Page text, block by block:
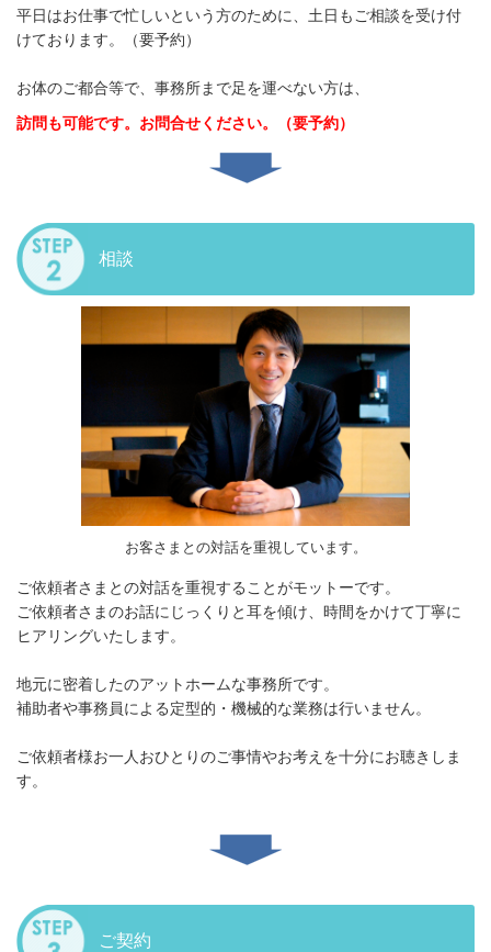
平日はお仕事で忙しいという方のために、土日もご相談を受け付
けております。（要予約）
お体のご都合等で、事務所まで足を運べない方は、
訪問も可能です。お問合せください。（要予約）
相談
お客さまとの対話を重視しています。
ご依頼者さまとの対話を重視することがモットーです。
ご依頼者さまのお話にじっくりと耳を傾け、時間をかけて丁寧に
ヒアリングいたします。
地元に密着したのアットホームな事務所です。
補助者や事務員による定型的・機械的な業務は行いません。
ご依頼者様お一人おひとりのご事情やお考えを十分にお聴きしま
す。
ご契約